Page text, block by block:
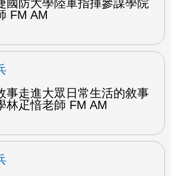
國防大學陸軍指揮參謀學院
FM AM
事走進大眾日常生活的敘事
林疋愔老師 FM AM